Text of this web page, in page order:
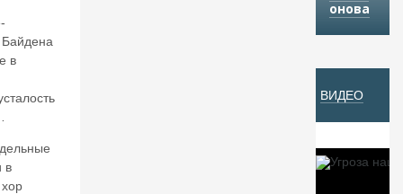
А
Г
в
в
онова
ВИДЕО